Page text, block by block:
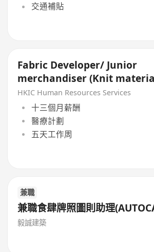
交通補貼
Fabric Developer/ Junior
merchandiser (Knit
Fashion 3D CAD skills
HKIC Human Resources Services
十三個月薪酬
醫療計劃
五天工作周
兼職
兼職食肆牌照圖則助理
毅誠建築